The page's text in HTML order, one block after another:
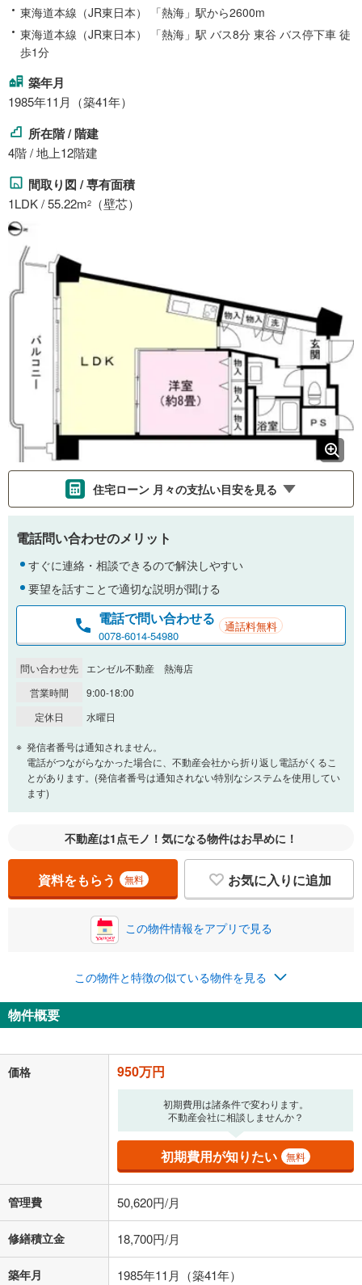
東海道本線（JR東日本） 「熱海」駅から2600m
東海道本線（JR東日本） 「熱海」駅 バス8分 東谷 バス停下車 徒
歩1分
築年月
1985年11月（築41年）
所在階 / 階建
4階 / 地上12階建
間取り図 / 専有面積
1LDK / 55.22m2 （壁芯）
住宅ローン 月々の支払い目安を見る
支払いの目安をシミュレーションすることができます。
金利
0.01%
一般的には最長35年まで借り入れ可能です。多くの金融機関
閉じる
頭金
0万円 950万円
自己資金から住宅購入にかけられる金額を入力してくださ
閉じる
ボーナス
万円
/回
0円
ナス時の増額分（1回分）を入力してください。
閉じる
月々の返済額
＋修繕積立金 18,700円＋管理費 50,620円
「金利」については、ご利用を予定されている金融機関等にご確認の
上、ご自身での入力をお願いいたします。初期設定で自動入力されてい
る値は、実際の金融機関等における貸出金利とは何ら関係がなく、実際
の金融機関等における貸出金利を何ら保証するものではありません。返
済方法「元利均等返済」にて算出しております。入力された金利を35年
適用した場合の計算結果を表示しています。
借り入れの際は各金融機関等に、必ずご自身でご確認をお願いいたしま
す。
条件によってお借り入れができないことがあります。
不動産会社に購入相談をする
電話問い合わせのメリット
すぐに連絡・相談できるので解決しやすい
要望を話すことで適切な説明が聞ける
電話で問い合わせる
0078-6014-54980
通話料無料
問い合わせ先
エンゼル不動産 熱海店
営業時間
9:00-18:00
定休日
水曜日
発信者番号は通知されません。
電話がつながらなかった場合に、不動産会社から折り返し電話がくるこ
とがあります。(発信者番号は通知されない特別なシステムを使用してい
ます)
不動産は1点モノ！気になる物件はお早めに！
資料をもらう 無料 お気に入りに追加
この物件情報をアプリで見る
この物件と特徴の似ている物件を見る
物件概要
価格 950万円
初期費用は諸条件で変わります。
不動産会社に相談しませんか？
初期費用が知りたい 無料
管理費 50,620円/月
修繕積立金 18,700円/月
築年月 1985年11月（築41年）